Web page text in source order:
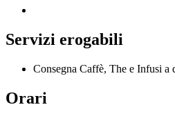
Servizi erogabili
Consegna Caffè, The e Infusi a
Orari